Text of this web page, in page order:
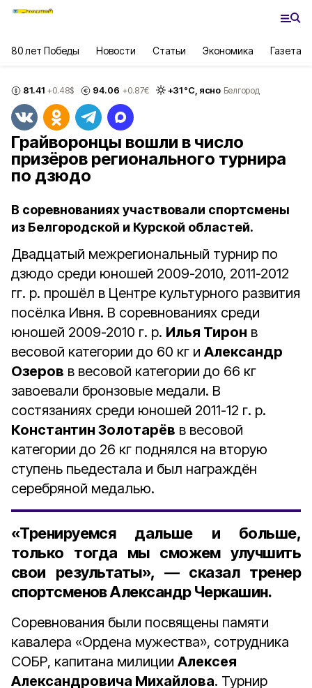
80 лет Победы Новости Статьи Экономика Газета
81.41 +0.48$ 94.06 +0.87€ +31°С, ясно Белгород
Грайворонцы вошли в число
призёров регионального турнира
по дзюдо
В соревнованиях участвовали спортсмены
из Белгородской и Курской областей.
Двадцатый межрегиональный турнир по
дзюдо среди юношей 2009-2010, 2011-2012
гг. р. прошёл в Центре культурного развития
посёлка Ивня. В соревнованиях среди
юношей 2009-2010 г. р. Илья Тирон в
весовой категории до 60 кг и Александр
Озеров в весовой категории до 66 кг
завоевали бронзовые медали. В
состязаниях среди юношей 2011-12 г. р.
Константин Золотарёв в весовой
категории до 26 кг поднялся на вторую
ступень пьедестала и был награждён
серебряной медалью.
«Тренируемся дальше и больше,
только тогда мы сможем улучшить
свои результаты», — сказал тренер
спортсменов Александр Черкашин.
Соревнования были посвящены памяти
кавалера «Ордена мужества», сотрудника
СОБР, капитана милиции Алексея
Александровича Михайлова. Турнир